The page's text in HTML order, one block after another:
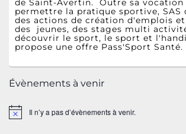
permettre la pratique sportive, SAS
des actions de création d'emplois
des jeunes, des stages multi
découvrir le sport, le sport et
propose une offre Pass'Sport Santé.
Évènements à venir
Notice Il n’y a pas d’évènements à venir.